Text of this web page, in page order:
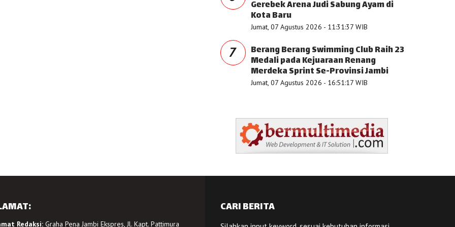
Gerebek Arena Judi Sabung Ayam di
Kota Baru
Jumat, 07 Agustus 2026 - 11:31:37 WIB
7 Berang Berang Swimming Club Raih 23
Medali pada Kejuaraan Renang
Merdeka Sprint Se-Provinsi Jambi
Jumat, 07 Agustus 2026 - 16:51:17 WIB
Redaksi:Graha Pena Jambi Ekspres, Jl. Kapt. Pattimura
CARI BERITA